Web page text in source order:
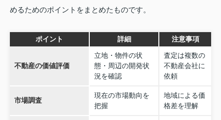
めるためのポイントをまとめたものです。
ポイント 詳細 注意事項
不動産の価値評価
立地・物件の状
態・周辺の開発状
況を確認
査定は複数の
不動産会社に
依頼
市場調査
現在の市場動向を
把握
地域による価
格差を理解